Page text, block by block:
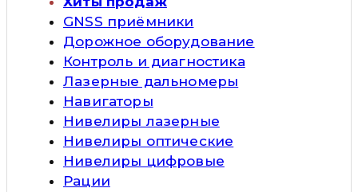
GNSS приёмники
Дорожное оборудование
Контроль и диагностика
Лазерные дальномеры
Навигаторы
Нивелиры лазерные
Нивелиры оптические
Нивелиры цифровые
Рации